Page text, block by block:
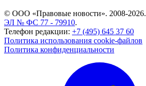
© ООО «Правовые новости». 2008-2026.
ЭЛ № ФС 77 - 79910.
Телефон редакции: +7 (495) 645 37 60
Политика использования cookie-файлов
Политика конфиденциальности